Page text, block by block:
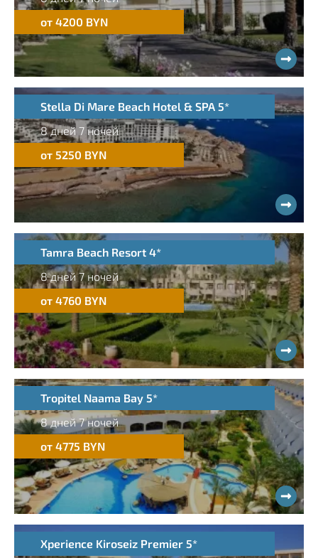
от 4200 BYN
Stella Di Mare Beach Hotel & SPA 5*
8 дней 7 ночей
от 5250 BYN
Tamra Beach Resort 4*
8 дней 7 ночей
от 4760 BYN
Tropitel Naama Bay 5*
8 дней 7 ночей
от 4775 BYN
Xperience Kiroseiz Premier 5*